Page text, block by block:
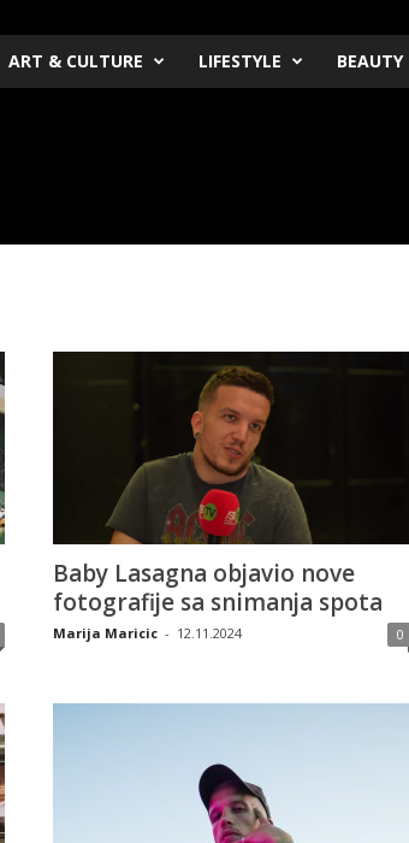
ART & CULTURE LIFESTYLE
Baby Lasagna objavio nove
fotografije sa snimanja spota
Marija Maricic - 12.11.2024 0